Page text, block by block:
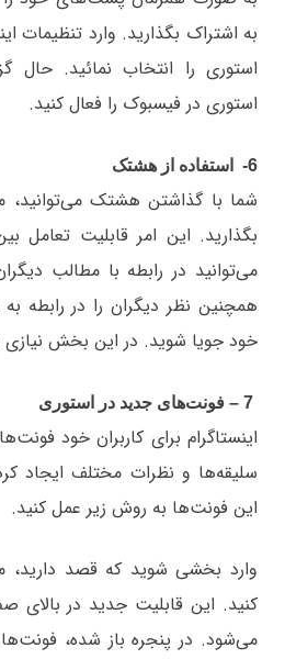
به اشتراک بگذارید. وارد تنظیمات
استوری را انتخاب نمائید. حال
استوری در فیسبوک را فعال کنید.
6- استفاده از هشتک
شما با گذاشتن هشتک می‌توانید،
بگذارید. این امر قابلیت تعامل
می‌توانید در رابطه با مطالب
همچنین نظر دیگران را در رابطه
خود جویا شوید. در این بخش نیازی
اینستاگرام برای کاربران خود
سلیقه‌ها و نظرات مختلف ایجاد
این فونت‌ها به روش زیر عمل کنید.
وارد بخشی شوید که قصد دارید،
کنید. این قابلیت جدید در بالای
می‌شود. در پنجره باز شده،